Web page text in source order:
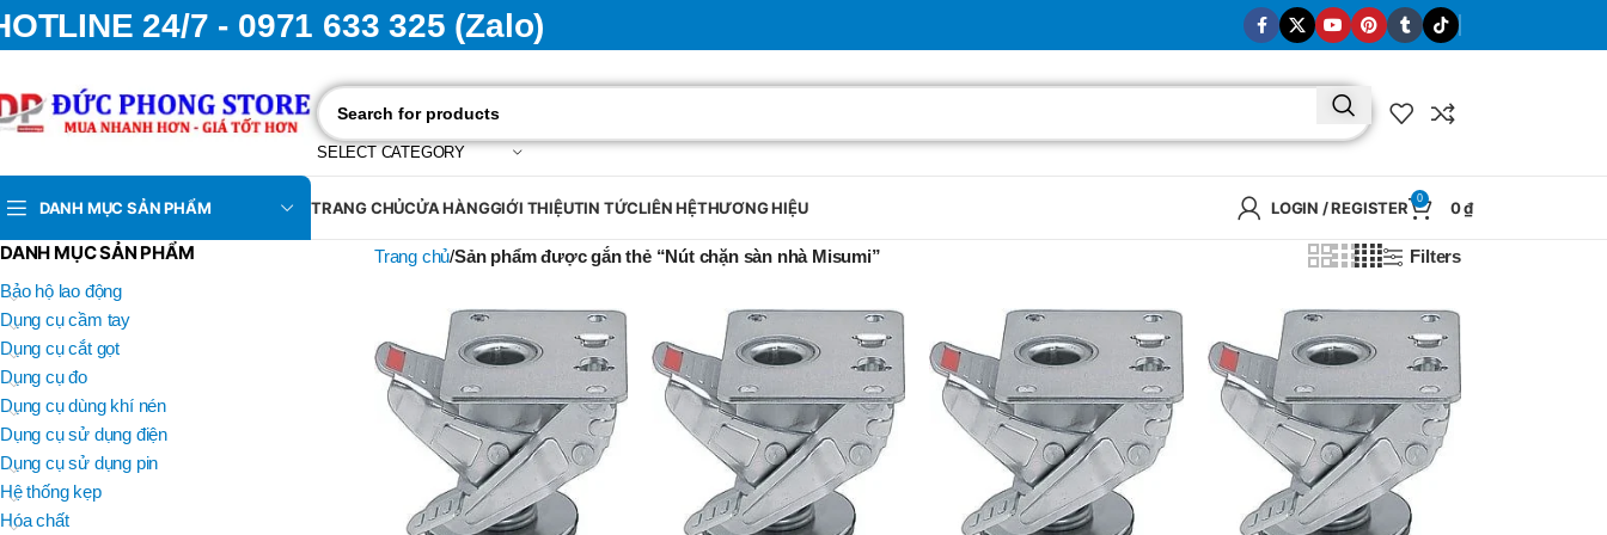
24/7 - 0971 633 325 (Zalo)
SELECT CATEGORY
DANH MỤC SẢN PHẨM TRANG CHỦCỬA HÀNGGIỚI THIỆUTIN TỨCLIÊN HỆTHƯƠNG HIỆU LOGIN / REGISTER 0 0₫
DANH MỤC SẢN PHẨM
Bảo hộ lao động
Dụng cụ cầm tay
Dụng cụ cắt gọt
Dụng cụ đo
Dụng cụ dùng khí nén
Dụng cụ sử dụng điện
Dụng cụ sử dụng pin
Hệ thống kẹp
Hóa chất
Trang chủ Sản phẩm được gắn thẻ “Nút chặn sàn nhà Misumi” Filters